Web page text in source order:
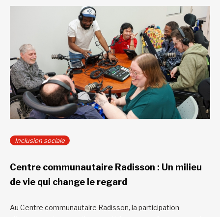
Inclusion sociale
Centre communautaire Radisson : Un milieu
de vie qui change le regard
Au Centre communautaire Radisson, la participation